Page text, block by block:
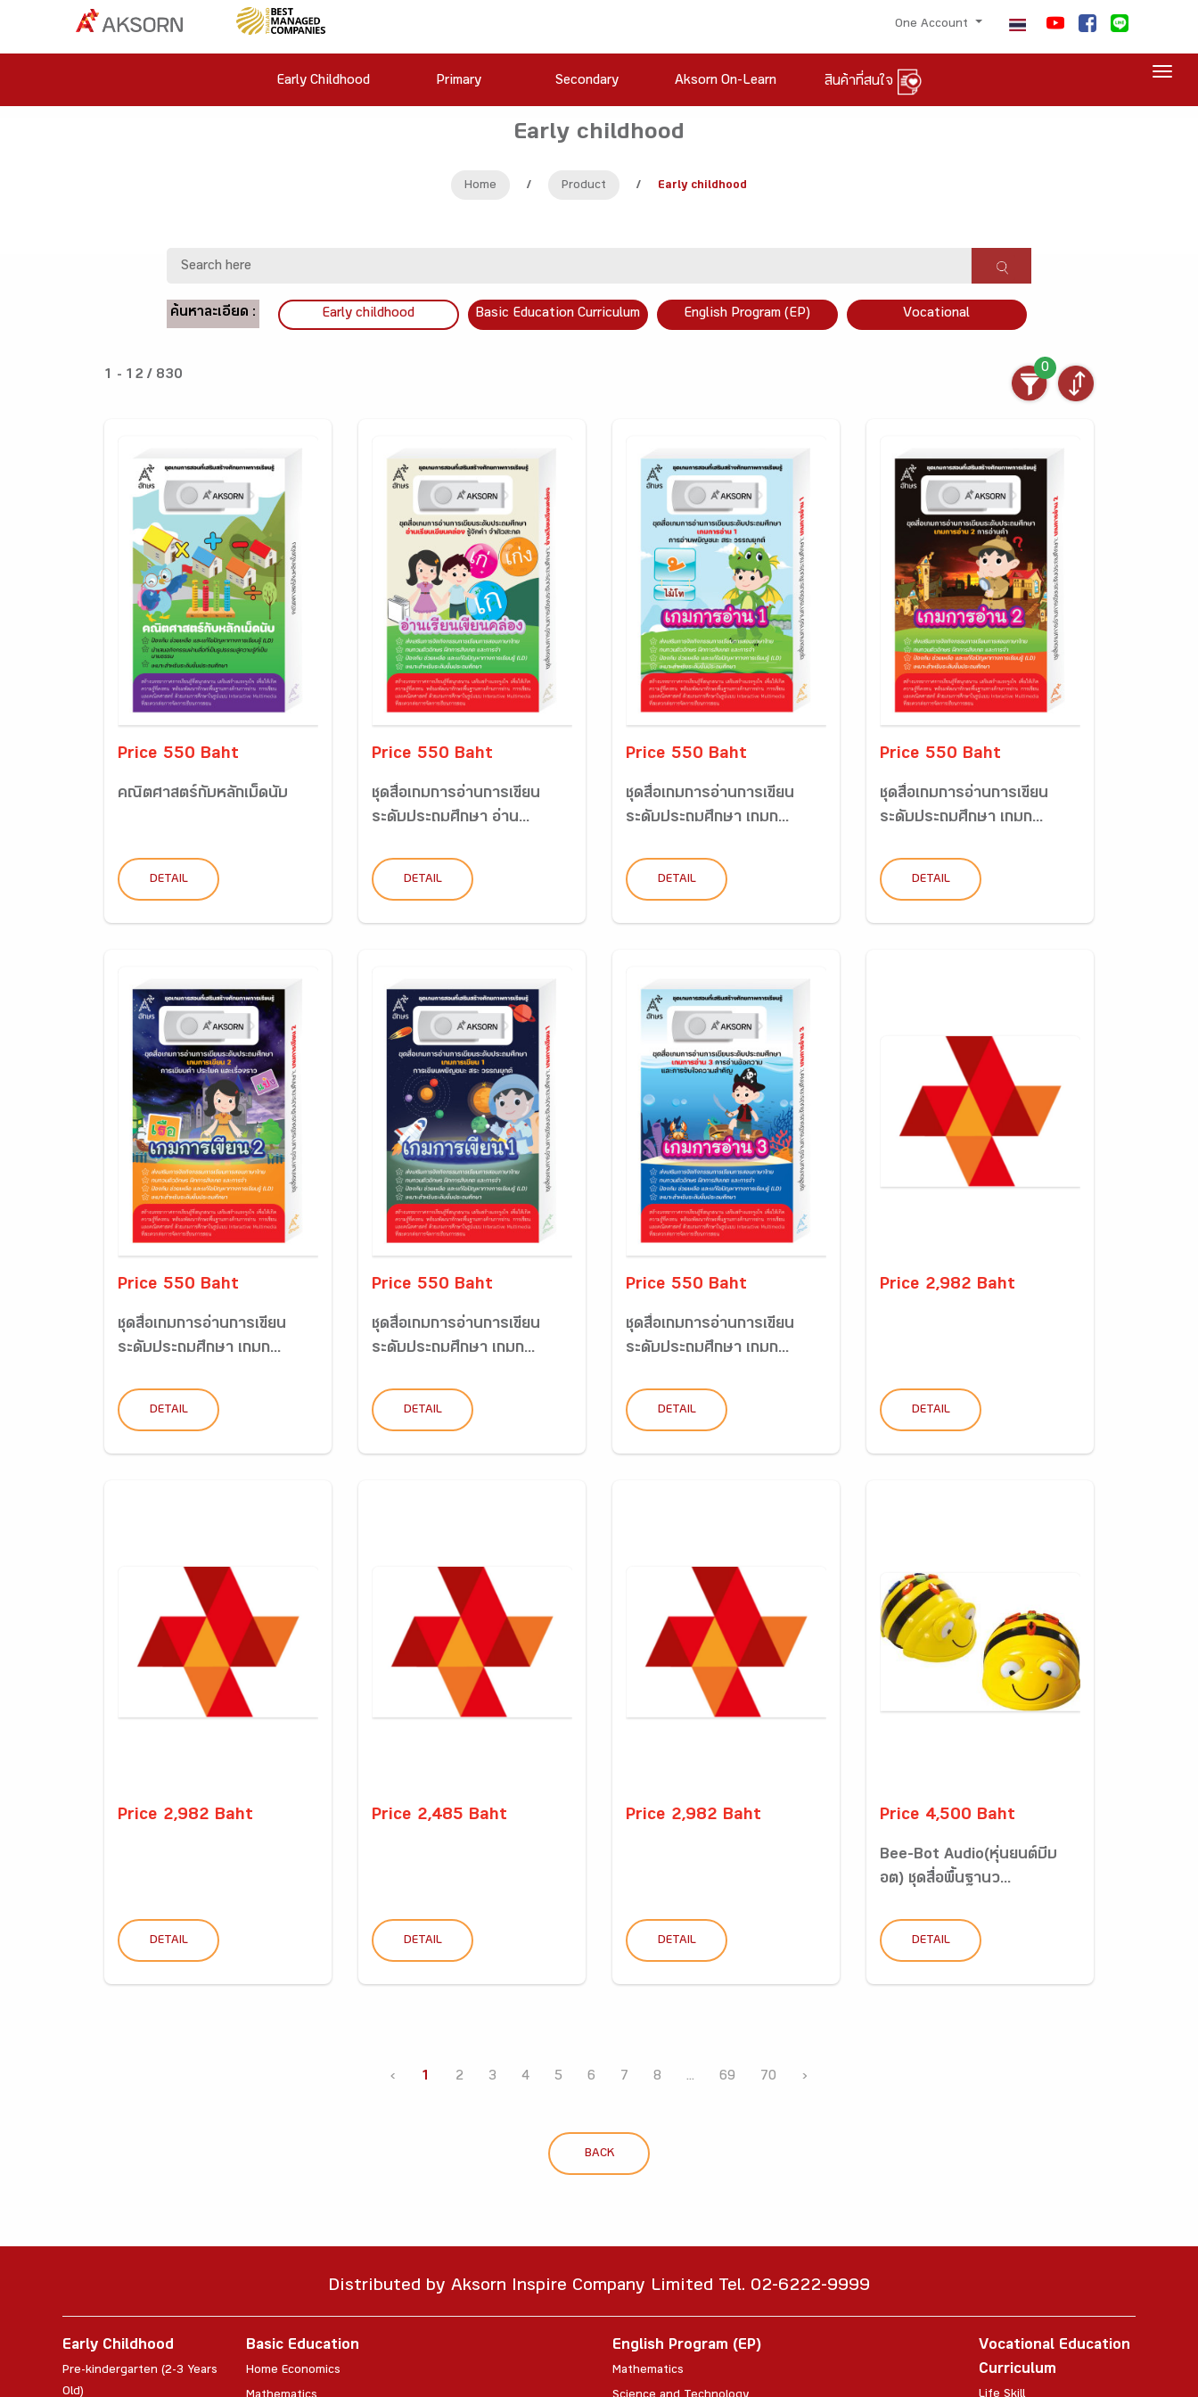
One Account
Early Childhood Primary Secondary Aksorn On-Learn สินค้าที่สนใจ
Early childhood
Home / Product / Early childhood
ค้นหาละเอียด : Early childhood Basic Education Curriculum English Program (EP) Vocational
1 - 12 / 830
0
Price 550 Baht
คณิตศาสตร์กับหลักเม็ดนับ
DETAIL
Price 550 Baht
ชุดสื่อเกมการอ่านการเขียน
ระดับประถมศึกษา อ่าน...
DETAIL
Price 550 Baht
ชุดสื่อเกมการอ่านการเขียน
ระดับประถมศึกษา เกมก...
DETAIL
Price 550 Baht
ชุดสื่อเกมการอ่านการเขียน
ระดับประถมศึกษา เกมก...
DETAIL
Price 550 Baht
ชุดสื่อเกมการอ่านการเขียน
ระดับประถมศึกษา เกมก...
DETAIL
Price 550 Baht
ชุดสื่อเกมการอ่านการเขียน
ระดับประถมศึกษา เกมก...
DETAIL
Price 550 Baht
ชุดสื่อเกมการอ่านการเขียน
ระดับประถมศึกษา เกมก...
DETAIL
Price 2,982 Baht
DETAIL
Price 2,982 Baht
DETAIL
Price 2,485 Baht
DETAIL
Price 2,982 Baht
DETAIL
Price 4,500 Baht
Bee-Bot Audio(หุ่นยนต์บีบ
อต) ชุดสื่อพื้นฐานว...
DETAIL
‹ 1 2 3 4 5 6 7 8 ... 69 70 ›
BACK
Distributed by Aksorn Inspire Company Limited Tel. 02-6222-9999
Early Childhood
Pre-kindergarten (2-3 Years
Old)
Basic Education
Home Economics
English Program (EP)
Mathematics
Vocational Education
Curriculum